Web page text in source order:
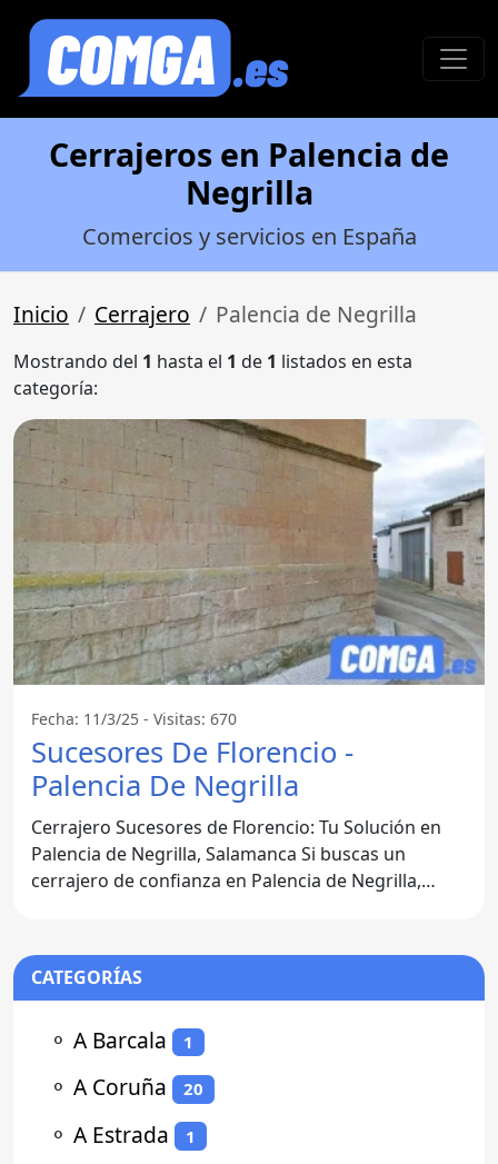
Cerrajeros en Palencia de
Negrilla
Comercios y servicios en España
Inicio Cerrajero Palencia de Negrilla
Mostrando del 1 hasta el 1 de 1 listados en esta
categoría:
Fecha: 11/3/25 - Visitas: 670
Sucesores De Florencio -
Palencia De Negrilla
Cerrajero Sucesores de Florencio: Tu Solución en
Palencia de Negrilla, Salamanca Si buscas un
cerrajero de confianza en Palencia de Negrilla,
CATEGORÍAS
⚬ A Barcala 1
⚬ A Coruña 20
⚬ A Estrada 1